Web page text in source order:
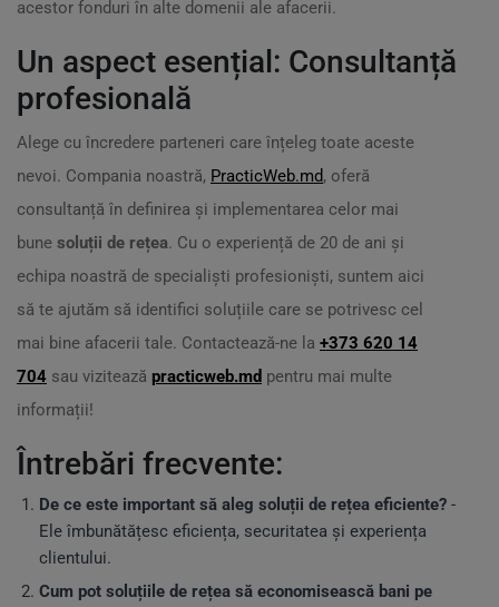
acestor fonduri în alte domenii ale afacerii.
Un aspect esențial: Consultanță
profesională
Alege cu încredere parteneri care înțeleg toate aceste
nevoi. Compania noastră, PracticWeb.md, oferă
consultanță în definirea și implementarea celor mai
bune soluții de rețea. Cu o experiență de 20 de ani și
echipa noastră de specialiști profesioniști, suntem aici
să te ajutăm să identifici soluțiile care se potrivesc cel
mai bine afacerii tale. Contactează-ne la +373 620 14
704 sau vizitează practicweb.md pentru mai multe
informații!
Întrebări frecvente:
De ce este important să aleg soluții de rețea eficiente? -
Ele îmbunătățesc eficiența, securitatea și experiența
clientului.
Cum pot soluțiile de rețea să economisească bani pe